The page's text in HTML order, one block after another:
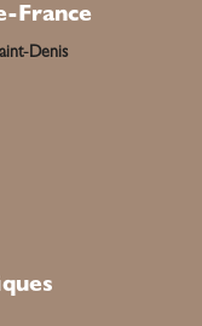
France
Denis